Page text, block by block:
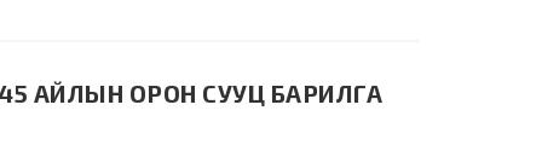
АЙЛЫН ОРОН СУУЦ БАРИЛГА